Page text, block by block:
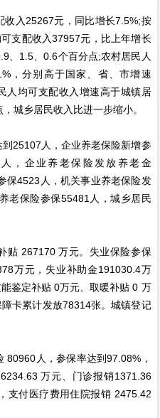
入25267元，同比增长7.5%;按
支配收入37957元，比上年增长
、1.5、0.6个百分点;农村居民人
，分别高于国家、省、市增速
人均可支配收入增速高于城镇居
城乡居民收入比进一步缩小。
25107人，企业养老保险新增参
，企业养老保险发放养老金
保4523人，机关事业养老保险发
老保险参保55481人，城乡居民
267170 万元。失业保险参保
万元，失业补助金191030.4万
鉴定补贴 0万元、取暖补贴 0 万
卡累计发放78314张。城镇登记
人，参保率达到97.08%，
万元、门诊报销1371.36
支付医疗费用住院报销 2475.42